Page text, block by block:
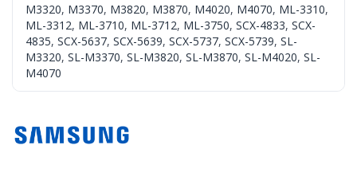
M3320, M3370, M3820, M3870, M4020, M4070, ML-3310,
ML-3312, ML-3710, ML-3712, ML-3750, SCX-4833, SCX-
4835, SCX-5637, SCX-5639, SCX-5737, SCX-5739, SL-
M3320, SL-M3370, SL-M3820, SL-M3870, SL-M4020, SL-
M4070